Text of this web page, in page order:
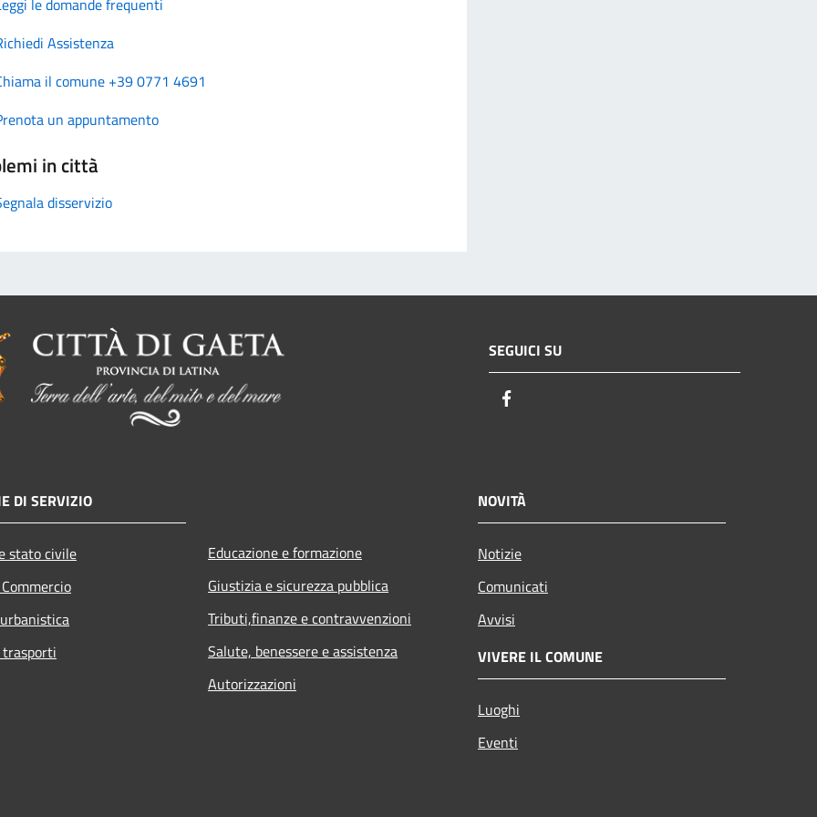
Assistenza
il comune +39 0771 4691
un appuntamento
in città
disservizio
SEGUICI SU
DI SERVIZIO
stato civile
Educazione e formazione
Giustizia e sicurezza pubblica
Tributi,finanze e contravvenzioni
Salute, benessere e assistenza
Autorizzazioni
NOVITÀ
Notizie
Comunicati
Avvisi
VIVERE IL COMUNE
Luoghi
Eventi